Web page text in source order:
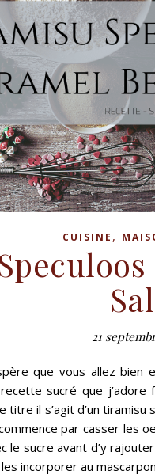
CUISINE ,
21
que vous allez
sucré que
titre il s’agit d’un
par casser les
le sucre avant d’y
incorporer au